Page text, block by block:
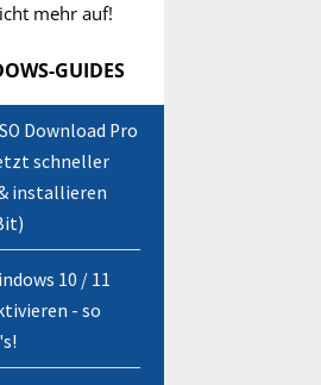
mehr auf!
GUIDES
Download Pro
schneller
installieren
10 / 11
- so